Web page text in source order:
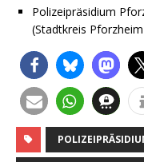
Polizeipräsidium
(Stadtkreis